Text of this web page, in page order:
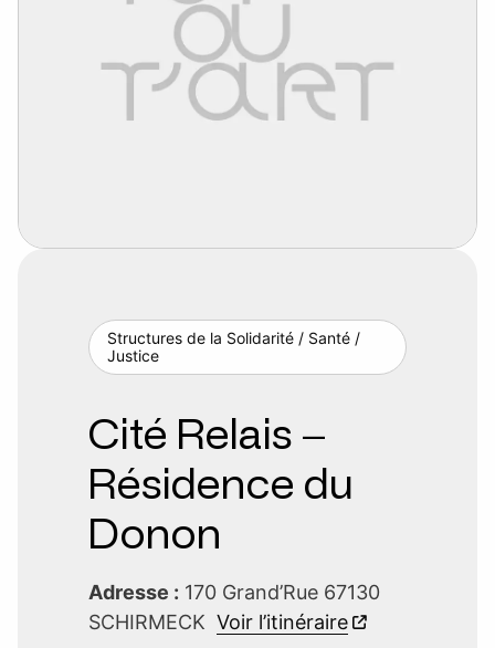
Structures de la Solidarité / Santé /
Justice
Cité Relais –
Résidence du
Donon
Adresse : 170 Grand’Rue 67130
SCHIRMECK Voir l’itinéraire